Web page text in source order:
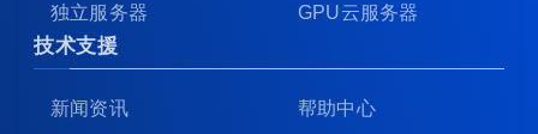
独立服务器
GPU云服务器
技术支援
新闻资讯
帮助中心